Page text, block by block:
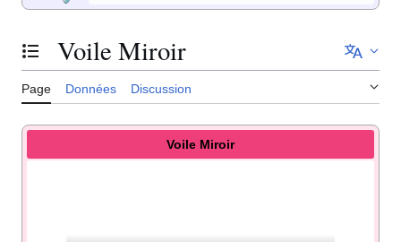
Basculer la table des matières
Voile Miroir
Page Données Discussion
Voile Miroir